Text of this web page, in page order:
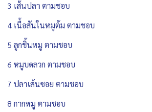
3 เส้นปลา ตามชอบ
4 เนื้อสันในหมูต้ม ตามชอบ
5 ลูกชิ้นหมู ตามชอบ
6 หมูบดลวก ตามชอบ
7 ปลาเส้นซอย ตามชอบ
8 กากหมู ตามชอบ